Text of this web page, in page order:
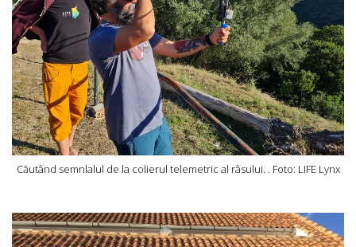
Căutând semnlalul de la colierul telemetric al râsului. . Foto: LIFE Lynx